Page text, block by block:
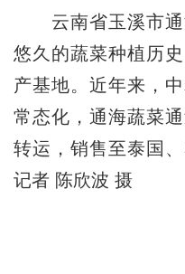
云南省玉溪市通
悠久的蔬菜种植历
产基地。近年来，
常态化，通海蔬菜
转运，销售至泰国
记者 陈欣波 摄